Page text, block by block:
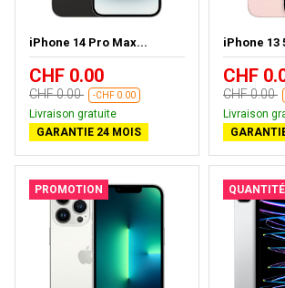
iPhone 14 Pro Max...
CHF 0.00
CHF 0.00 -CHF 0.00
Livraison gratuite
GARANTIE 24 MOIS
iPhone 13
CHF
CHF 0.00
Livraison
PROMOTION